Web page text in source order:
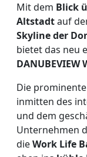
Mit dem Blick
Altstadtauf
Skyline der
bietet das neu
Die
inmitten des
und dem
Unternehmen
dieWork Life